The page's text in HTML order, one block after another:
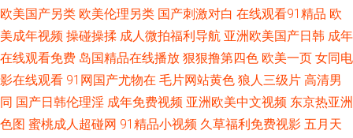
欧美国产另类 欧美伦理另类 国产刺激对白 在线观看91精品 欧
美成年视频 操碰操揉 成人微拍福利导航 亚洲欧美国产日韩 成年
在线观看免费 岛国精品在线播放 狠狠撸第四色 欧美一页 女同电
影在线观看 91网国产尤物在 毛片网站黄色 狼人三级片 高清男
同 国产日韩伦理淫 成年免费视频 亚洲欧美中文视频 东京热亚洲
色图 蜜桃成人超碰网 91精品小视频 久草福利免费视影 五月天